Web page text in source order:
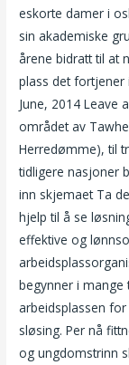
eskorte damer i
sin akademiske
årene bidratt til at
plass det
June, 2014 Leave
området av
Herredømme), til
tidligere nasjoner
inn skjemaet Ta
hjelp til å se
effektive og
begynner i
arbeidsplassen
sløsing. Per nå
og ungdomstrinn